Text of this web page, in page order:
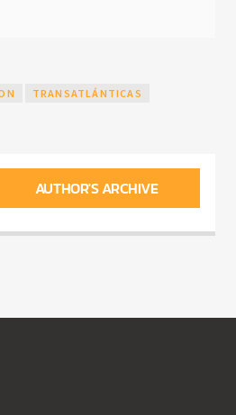
TRANSATLÁNTICAS
AUTHOR'S ARCHIVE